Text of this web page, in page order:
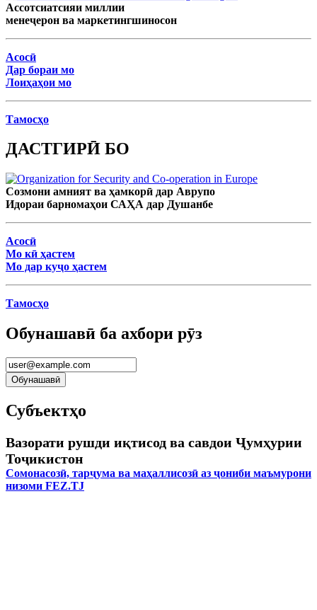
Ассотсиатсияи миллии
менеҷерон ва маркетингшиносон
Асосӣ
Дар бораи мо
Лоиҳаҳои мо
Тамосҳо
ДАСТГИРӢ БО
Созмони амният ва ҳамкорӣ дар Аврупо
Идораи барномаҳои САҲА дар Душанбе
Асосӣ
Мо кӣ ҳастем
Мо дар куҷо ҳастем
Тамосҳо
Обунашавӣ ба ахбори рӯз
Субъектҳо
Вазорати рушди иқтисод ва савдои Ҷумҳурии
Тоҷикистон
Сомонасозӣ, тарҷума ва маҳаллисозӣ аз ҷониби маъмурони
низоми FEZ.TJ